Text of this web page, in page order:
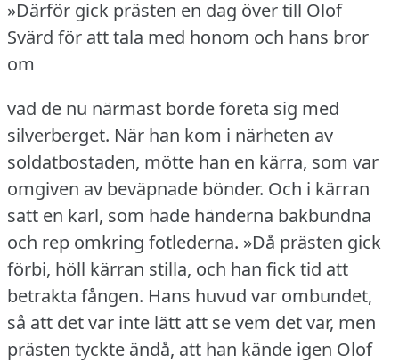
»Därför gick prästen en dag över till Olof
Svärd för att tala med honom och hans bror
om
vad de nu närmast borde företa sig med
silverberget. När han kom i närheten av
soldatbostaden, mötte han en kärra, som var
omgiven av beväpnade bönder. Och i kärran
satt en karl, som hade händerna bakbundna
och rep omkring fotlederna. »Då prästen gick
förbi, höll kärran stilla, och han fick tid att
betrakta fången. Hans huvud var ombundet,
så att det var inte lätt att se vem det var, men
prästen tyckte ändå, att han kände igen Olof